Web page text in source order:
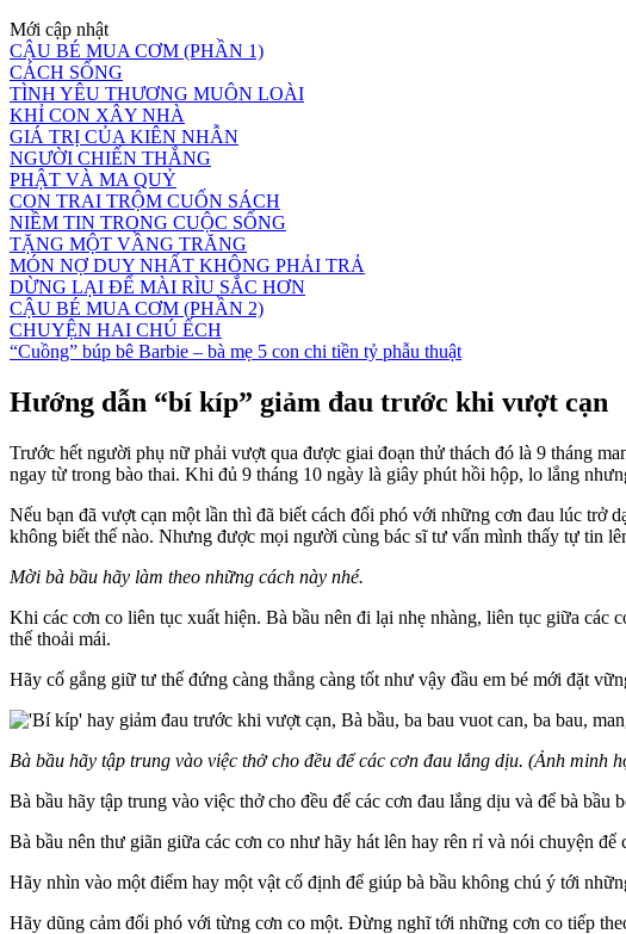
Mới cập nhật
CẬU BÉ MUA CƠM (PHẦN 1)
CÁCH SỐNG
TÌNH YÊU THƯƠNG MUÔN LOÀI
KHỈ CON XÂY NHÀ
GIÁ TRỊ CỦA KIÊN NHẪN
NGƯỜI CHIẾN THẮNG
PHẬT VÀ MA QUỶ
CON TRAI TRỘM CUỐN SÁCH
NIỀM TIN TRONG CUỘC SỐNG
TẶNG MỘT VẦNG TRĂNG
MÓN NỢ DUY NHẤT KHÔNG PHẢI TRẢ
DỪNG LẠI ĐỂ MÀI RÌU SẮC HƠN
CẬU BÉ MUA CƠM (PHẦN 2)
CHUYỆN HAI CHÚ ẾCH
“Cuồng” búp bê Barbie – bà mẹ 5 con chi tiền tỷ phẫu thuật
Hướng dẫn “bí kíp” giảm đau trước khi vượt cạn
Trước hết người phụ nữ phải vượt qua được giai đoạn thử thách đó là 9 tháng
ngay từ trong bào thai. Khi đủ 9 tháng 10 ngày là giây phút hồi hộp, lo lắng
Nếu bạn đã vượt cạn một lần thì đã biết cách đối phó với những cơn đau lúc trở
không biết thế nào. Nhưng được mọi người cùng bác sĩ tư vấn mình thấy tự tin
Mời bà bầu hãy làm theo những cách này nhé.
Khi các cơn co liên tục xuất hiện. Bà bầu nên đi lại nhẹ nhàng, liên tục giữa các
thế thoải mái.
Hãy cố gắng giữ tư thế đứng càng thẳng càng tốt như vậy đầu em bé mới đặt
Bà bầu hãy tập trung vào việc thở cho đều để các cơn đau lắng dịu. (Ảnh minh
Bà bầu hãy tập trung vào việc thở cho đều để các cơn đau lắng dịu và để bà bầu
Bà bầu nên thư giãn giữa các cơn co như hãy hát lên hay rên rỉ và nói chuyện
Hãy nhìn vào một điểm hay một vật cố định để giúp bà bầu không chú ý tới
Hãy dũng cảm đối phó với từng cơn co một. Đừng nghĩ tới những cơn co tiếp